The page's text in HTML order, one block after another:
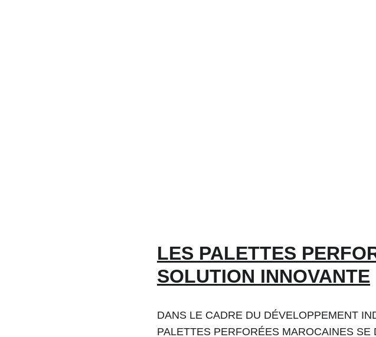
LES PALETTES
SOLUTION INNOVANTE
DANS LE CADRE DU DÉVELOPPEMENT
PALETTES PERFORÉES MAROCAINES